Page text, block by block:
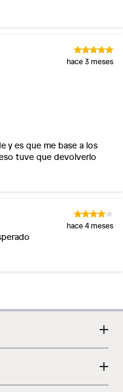
hace 3 meses
y es que me base a los
tuve que devolverlo
hace 4 meses